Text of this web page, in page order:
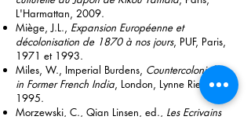
L'Harmattan, 2009.
Miège, J.L., Expansion Européenne et
décolonisation de 1870 à nos jours, PUF, Paris,
1971 et 1993.
Miles, W., Imperial Burdens, Countercolonialism
in Former French India, London, Lynne Rienner,
1995.
Morzewski, C., Qian Linsen, ed., Les Ecrivains